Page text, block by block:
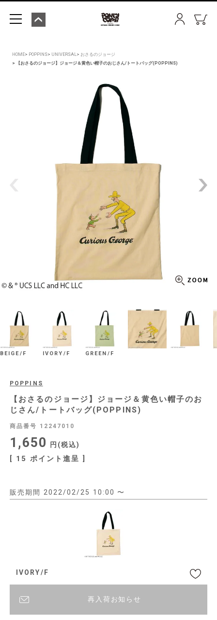
HOME POPPINS UNIVERSAL
おさるのジョージ
【おさるのジョージ】ジョージ＆黄色い帽子のおじさん/トートバッグ(POPPINS)
BEIGE/F IVORY/F GREEN/F
POPPINS
【おさるのジョージ】ジョージ＆黄色い帽子のお
じさん/トートバッグ(POPPINS)
商品番号 12247010
1,650 税込
[ 15 ポイント進呈 ]
販売期間 2022/02/25 10:00 〜
IVORY/F
再入荷お知らせ